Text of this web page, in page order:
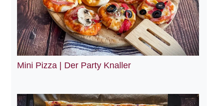
Mini Pizza | Der Party Knaller